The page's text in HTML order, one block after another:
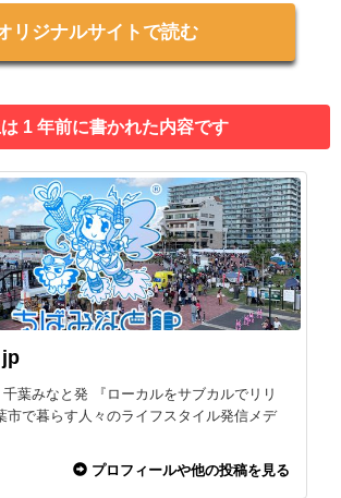
リジナルサイトで読む
は 1 年前に書かれた内容です
jp
葉みなと発 『ローカルをサブカルでリリ
市で暮らす人々のライフスタイル発信メデ
プロフィールや他の投稿を見る